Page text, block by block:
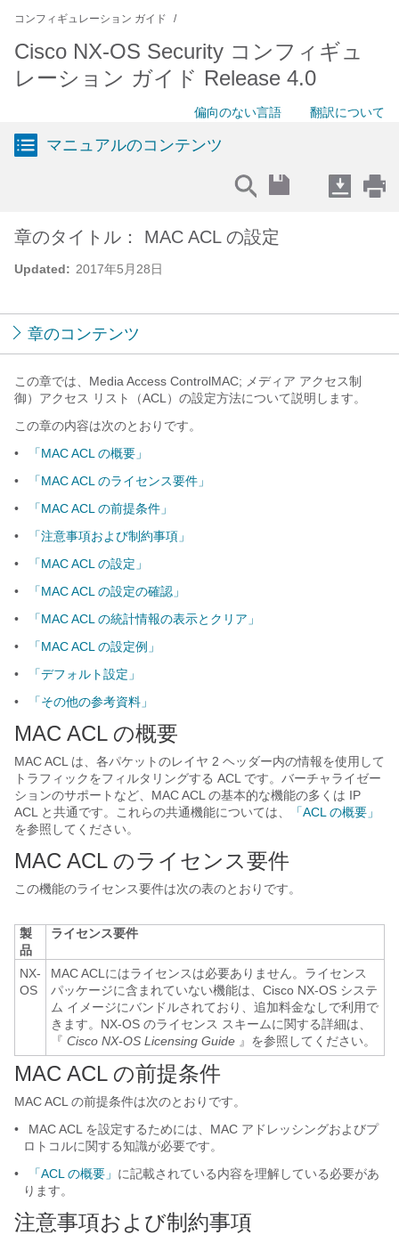
コンフィギュレーション ガイド
Cisco NX-OS Security コンフィギュ
レーション ガイド Release 4.0
偏向のない言語 翻訳について
マニュアルのコンテンツ
Updated: 2017年5月28日
章のタイトル： MAC ACL の設定
章のコンテンツ
この章では、Media Access ControlMAC; メディア アクセス制
御）アクセス リスト（ACL）の設定方法について説明します。
この章の内容は次のとおりです。
•
「MAC ACL の概要」
•
「MAC ACL のライセンス要件」
•
「MAC ACL の前提条件」
•
「注意事項および制約事項」
•
「MAC ACL の設定」
•
「MAC ACL の設定の確認」
•
「MAC ACL の統計情報の表示とクリア」
•
「MAC ACL の設定例」
•
「デフォルト設定」
•
「その他の参考資料」
MAC ACL の概要
MAC ACL は、各パケットのレイヤ 2 ヘッダー内の情報を使用して
トラフィックをフィルタリングする ACL です。バーチャライゼー
ションのサポートなど、MAC ACL の基本的な機能の多くは IP
ACL と共通です。これらの共通機能については、
「ACL の概要」
を参照してください。
MAC ACL のライセンス要件
この機能のライセンス要件は次の表のとおりです。
製
品
ライセンス要件
NX-
OS
MAC ACLにはライセンスは必要ありません。ライセンス
パッケージに含まれていない機能は、Cisco NX-OS システ
ム イメージにバンドルされており、追加料金なしで利用で
きます。NX-OS のライセンス スキームに関する詳細は、
『 Cisco NX-OS Licensing Guide 』を参照してください。
MAC ACL の前提条件
MAC ACL の前提条件は次のとおりです。
•
MAC ACL を設定するためには、MAC アドレッシングおよびプ
ロトコルに関する知識が必要です。
•
「ACL の概要」 に記載されている内容を理解している必要があ
ります。
注意事項および制約事項